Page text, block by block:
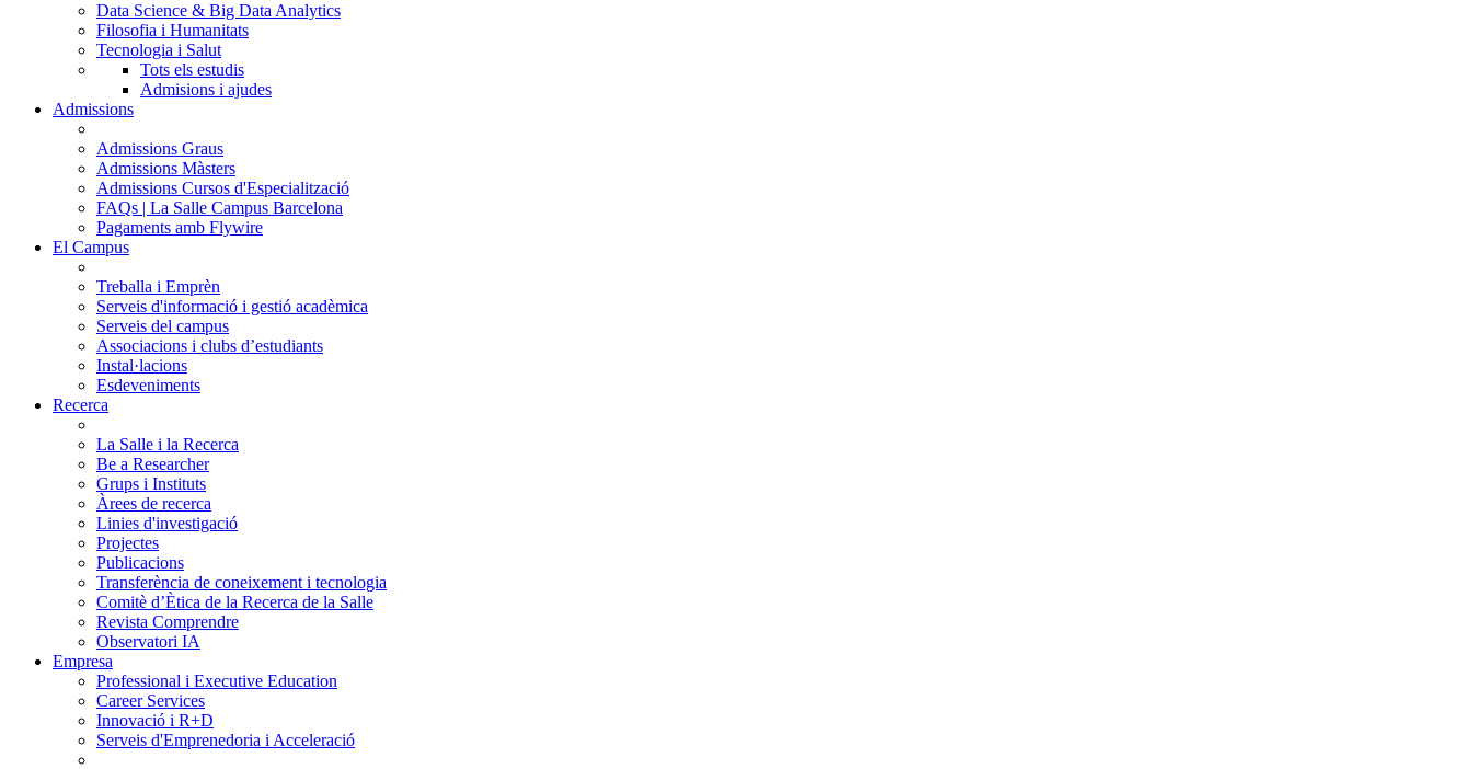
Data Science & Big Data Analytics
Filosofia i Humanitats
Tecnologia i Salut
Tots els estudis
Admisions i ajudes
Admissions
Admissions Graus
Admissions Màsters
Admissions Cursos d'Especialització
FAQs | La Salle Campus Barcelona
Pagaments amb Flywire
El Campus
Treballa i Emprèn
Serveis d'informació i gestió acadèmica
Serveis del campus
Associacions i clubs d’estudiants
Instal·lacions
Esdeveniments
Recerca
La Salle i la Recerca
Be a Researcher
Grups i Instituts
Àrees de recerca
Linies d'investigació
Projectes
Publicacions
Transferència de coneixement i tecnologia
Comitè d’Ètica de la Recerca de la Salle
Revista Comprendre
Observatori IA
Empresa
Professional i Executive Education
Career Services
Innovació i R+D
Serveis d'Emprenedoria i Acceleració